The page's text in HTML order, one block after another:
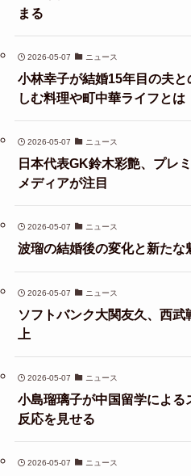
まる
2026-05-07 ニュース
小林幸子が結婚15年目の夫
しむ料理や町中華ライフとは
2026-05-07 ニュース
日本代表GK鈴木彩艶、プレ
メディアが注目
2026-05-07 ニュース
波瑠の結婚後の変化と新たな
2026-05-07 ニュース
ソフトバンク大関友久、西
上
2026-05-07 ニュース
小島瑠璃子が中国留学によ
反応を見せる
2026-05-07 ニュース